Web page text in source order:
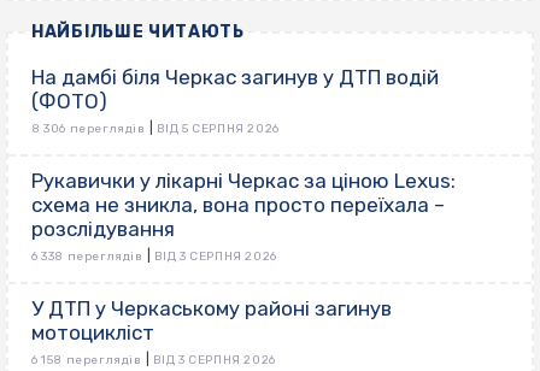
НАЙБІЛЬШЕ ЧИТАЮТЬ
На дамбі біля Черкас загинув у ДТП водій
(ФОТО)
8 306 переглядів ВІД 5 СЕРПНЯ 2026
Рукавички у лікарні Черкас за ціною Lexus:
схема не зникла, вона просто переїхала –
розслідування
6 338 переглядів ВІД 3 СЕРПНЯ 2026
У ДТП у Черкаському районі загинув
мотоцикліст
6 158 переглядів ВІД 3 СЕРПНЯ 2026